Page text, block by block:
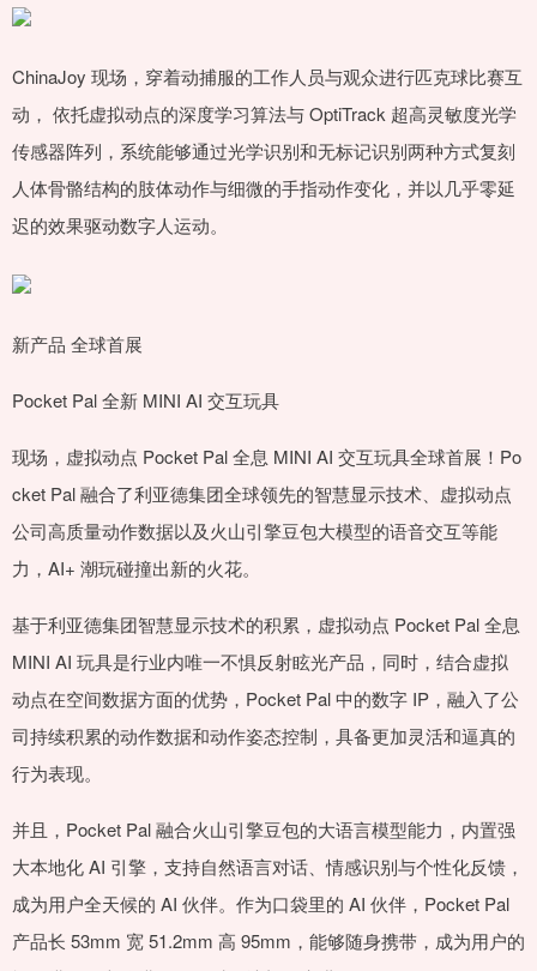
ChinaJoy 现场，穿着动捕服的工作人员与观众进行匹克球比赛互
动， 依托虚拟动点的深度学习算法与 OptiTrack 超高灵敏度光学
传感器阵列，系统能够通过光学识别和无标记识别两种方式复刻
人体骨骼结构的肢体动作与细微的手指动作变化，并以几乎零延
迟的效果驱动数字人运动。
新产品 全球首展
Pocket Pal 全新 MINI AI 交互玩具
现场，虚拟动点 Pocket Pal 全息 MINI AI 交互玩具全球首展！Po
cket Pal 融合了利亚德集团全球领先的智慧显示技术、虚拟动点
公司高质量动作数据以及火山引擎豆包大模型的语音交互等能
力，AI+ 潮玩碰撞出新的火花。
基于利亚德集团智慧显示技术的积累，虚拟动点 Pocket Pal 全息
MINI AI 玩具是行业内唯一不惧反射眩光产品，同时，结合虚拟
动点在空间数据方面的优势，Pocket Pal 中的数字 IP，融入了公
司持续积累的动作数据和动作姿态控制，具备更加灵活和逼真的
行为表现。
并且，Pocket Pal 融合火山引擎豆包的大语言模型能力，内置强
大本地化 AI 引擎，支持自然语言对话、情感识别与个性化反馈，
成为用户全天候的 AI 伙伴。作为口袋里的 AI 伙伴，Pocket Pal
产品长 53mm 宽 51.2mm 高 95mm，能够随身携带，成为用户的